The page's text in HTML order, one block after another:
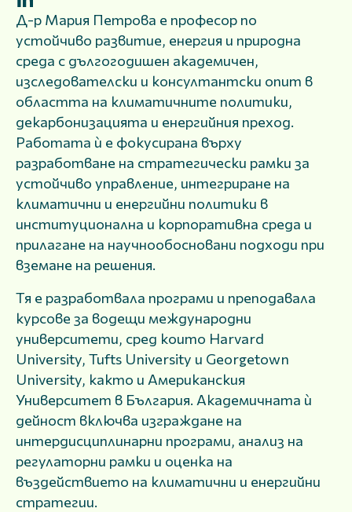
Д-р Мария Петрова е професор по
устойчиво развитие, енергия и природна
среда с дългогодишен академичен,
изследователски и консултантски опит в
областта на климатичните политики,
декарбонизацията и енергийния преход.
Работата ѝ е фокусирана върху
разработване на стратегически рамки за
устойчиво управление, интегриране на
климатични и енергийни политики в
институционална и корпоративна среда и
прилагане на научнообосновани подходи при
вземане на решения.
Тя е разработвала програми и преподавала
курсове за водещи международни
университети, сред които Harvard
University, Tufts University и Georgetown
University, както и Американския
Университет в България. Академичната ѝ
дейност включва изграждане на
интердисциплинарни програми, анализ на
регулаторни рамки и оценка на
въздействието на климатични и енергийни
стратегии.